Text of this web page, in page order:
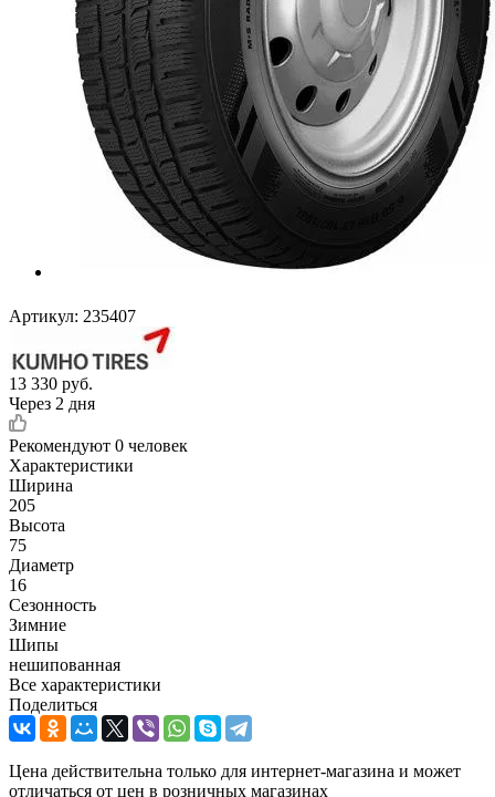
Артикул: 235407
13 330 руб.
Через 2 дня
Рекомендуют 0 человек
Характеристики
Ширина
205
Высота
75
Диаметр
16
Сезонность
Зимние
Шипы
нешипованная
Все характеристики
Поделиться
Цена действительна только для интернет-магазина и может
отличаться от цен в розничных магазинах